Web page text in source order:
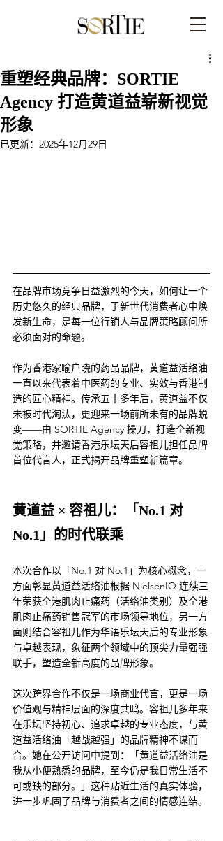
重塑经典品牌：SORTIE
Agency 打造黄道益崭新视觉
形象
已更新： 2025年12月29日
在品牌市场竞争日益激烈的今天，如何让一个
历史悠久的经典品牌，于新世代消费者心中焕
发新生命，是每一位行销人与品牌策略顾问所
必须面对的命题。
作为香港家喻户晓的药品品牌，黄道益活络油
一直以来代表着中医药的专业、实效与香港制
造的匠心精神。传承五十多年后，黄道益不仅
未被时代淘汰，更迎来一场前所未有的品牌蜕
变——由 SORTIE Agency 操刀，打造全新视
觉策略，并邀请香港乐坛天后容祖儿担任品牌
首位代言人，正式揭开品牌重塑新篇章。
黄道益 × 容祖儿：「No.1 对
No.1」的时代联乘
本次合作以「No.1 对 No.1」为核心概念，一
方面彰显黄道益活络油根据 NielsenIQ 连续三
年荣获全港肌肉止痛药（活络油类别）及全港
肌肉止痛药销售冠军的市场领导地位，另一方
面则结合容祖儿作为华语乐坛天后的专业形象
与卓越表现，象征两个领域中的顶尖力量强强
联手，塑造全新高度的品牌形象。
这次跨界合作不仅是一场商业代言，更是一场
价值观与精神层面的深度共鸣。容祖儿多年来
在乐坛坚持初心、追求卓越的专业态度，与黄
道益活络油「越战越强」的品牌精神不谋而
合。她在公开访问中提到：「黄道益活络油是
我从小便熟悉的品牌，至今仍是我日常生活不
可或缺的部分。」这种贴近生活的真实体验，
进一步巩固了品牌与消费者之间的情感连结。